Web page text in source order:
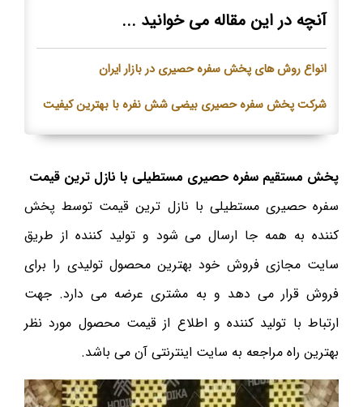
آنچه در این مقاله می خوانید ...
انواع روش های پخش سفره حصیری در بازار ایران
شرکت پخش سفره حصیری بیضی شش نفره با بهترین کیفیت
پخش مستقیم سفره حصیری مستطیلی با نازل ترین قیمت
سفره حصیری مستطیلی با نازل ترین قیمت توسط پخش
کننده به همه جا ارسال می شود و تولید کننده از طریق
سایت مجازی فروش خود بهترین محصول تولیدی را برای
فروش قرار می دهد و به مشتری عرضه می دارد. جهت
ارتباط با تولید کننده و اطلاع از قیمت محصول مورد نظر
بهترین راه مراجعه به سایت اینترنتی آن می باشد.